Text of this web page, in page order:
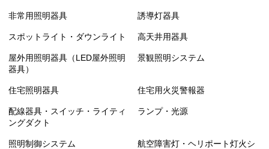
非常用照明器具 誘導灯器具
スポットライト・ダウンライト 高天井用器具
屋外用照明器具（LED屋外照明
器具）
景観照明システム
住宅照明器具 住宅用火災警報器
配線器具・スイッチ・ライティ
ングダクト
ランプ・光源
照明制御システム
航空障害灯・ヘリポート灯火シ